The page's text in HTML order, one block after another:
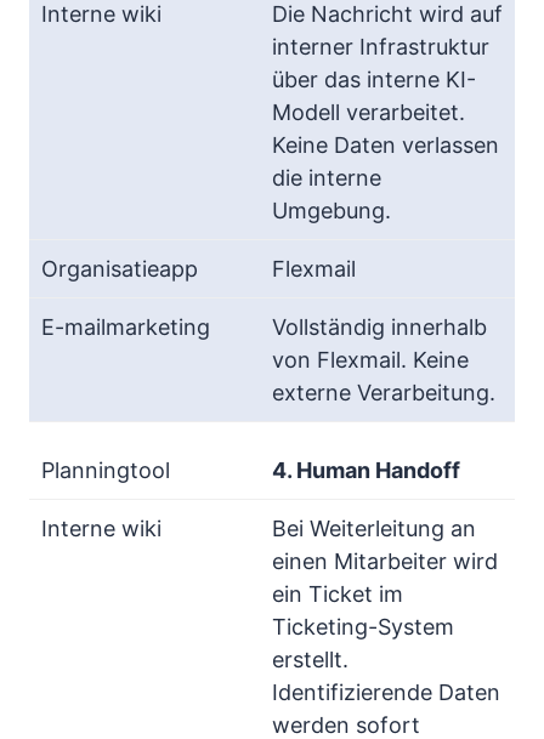
Die Nachricht wird auf
interner Infrastruktur
über das interne KI-
Modell verarbeitet.
Keine Daten verlassen
die interne
Umgebung.
Flexmail
Vollständig innerhalb
von Flexmail. Keine
externe Verarbeitung.
4. Human Handoff
Bei Weiterleitung an
einen Mitarbeiter wird
ein Ticket im
Ticketing-System
erstellt.
Identifizierende Daten
werden sofort